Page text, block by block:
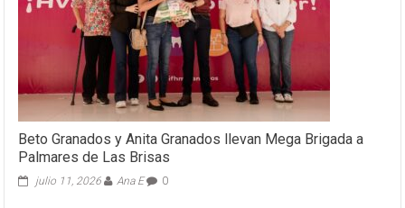
Beto Granados y Anita Granados llevan Mega Brigada a
Palmares de Las Brisas
julio 11, 2026 Ana E 0